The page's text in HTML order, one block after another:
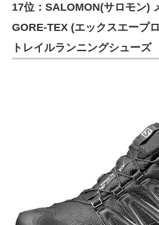
17位：SALOMON(サロモン)
GORE-TEX (エックスエープ
トレイルランニングシューズ